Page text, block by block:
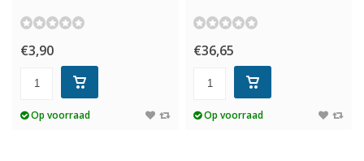
€3,90
Op voorraad
€36,65
Op voorraad